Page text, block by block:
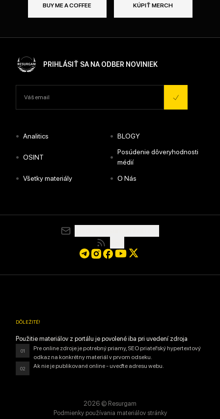
BUY ME A COFFEE KÚPIŤ MERCH
PRIHLÁSIŤ SA NA ODBER NOVINIEK
• Analitics • BLOGY
• OSINT •
Posúdenie dôveryhodnosti
médií
• Všetky materiály • O Nás
DÔLEŽITÉ!
Použitie materiálov z portálu je povolené iba pri uvedení zdroja
01
Pre online zdroje je potrebný priamy, SEO priateľský hypertextový
odkaz na konkrétny materiál v prvom odseku.
02 Ak nie je publikované online - uveďte adresu webu.
2026 © Resurgam
Podmienky používania materiálov stránky